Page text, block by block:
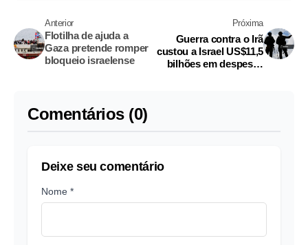
Anterior
Flotilha de ajuda a
Gaza pretende romper
bloqueio israelense
Próxima
Guerra contra o Irã
custou a Israel US$11,5
bilhões em despesas
Comentários (0)
Deixe seu comentário
Nome *